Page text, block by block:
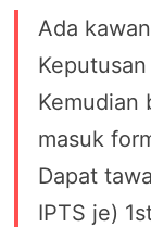
Ada
Kemudian
masuk
Dapat
IPTS je)